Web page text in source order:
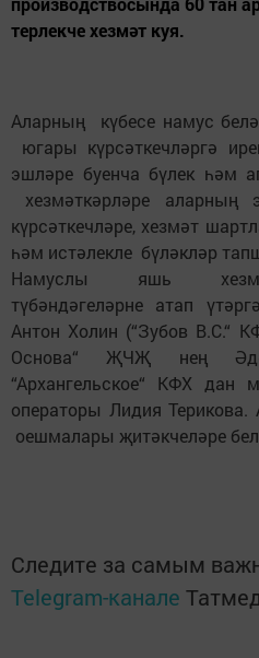
терлекче хезмәт куя.
Аларның күбесе намус
югары күрсәткечләргә
эшләре буенча бүлек һәм
хезмәткәрләре
күрсәткечләре, хезмәт
һәм истәлекле бүләкләр
Намуслы яшь
түбәндәгеләрне атап
Антон Холин (“Зубов В.С.“
Основа“ ҖЧҖ нең
“Архангельское“ КФХ
операторы Лидия
оешмалары җитәкчеләре
Следите за самым
Telegram-канале